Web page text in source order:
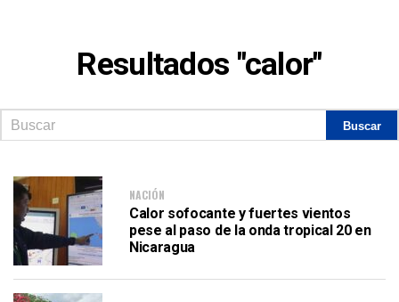
Resultados "calor"
NACIÓN
Calor sofocante y fuertes vientos
pese al paso de la onda tropical 20 en
Nicaragua